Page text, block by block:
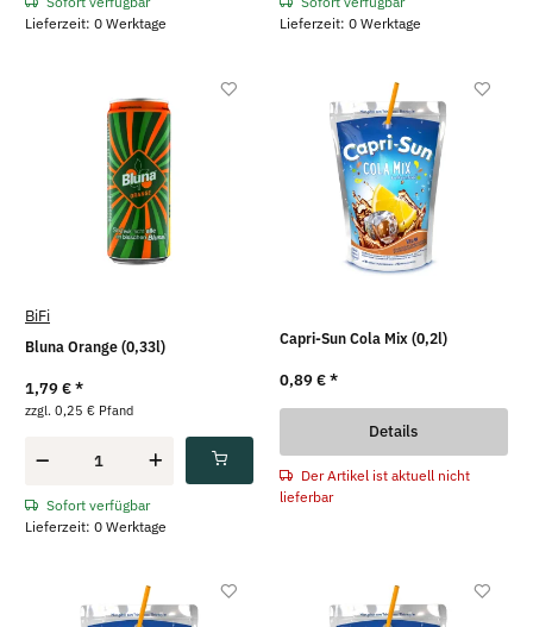
Lieferzeit: 0 Werktage
Lieferzeit: 0 Werktage
BiFi
Bluna Orange (0,33l)
1,79 €*
zzgl. 0,25 € Pfand
Sofort verfügbar
Lieferzeit: 0 Werktage
Capri-Sun Cola Mix (0,2l)
0,89 €*
Details
Der Artikel ist aktuell nicht
lieferbar